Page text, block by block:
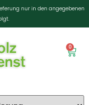
nur in den angegebenen
0